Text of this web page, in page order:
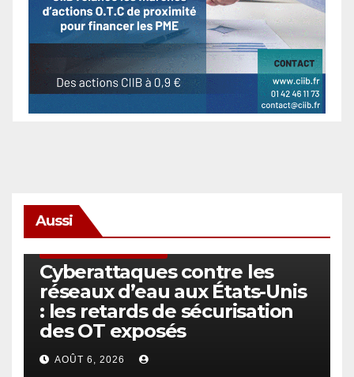
Aussi
Cyberattaques contre les
réseaux d’eau aux États-Unis
: les retards de sécurisation
des OT exposés
AOÛT 6, 2026